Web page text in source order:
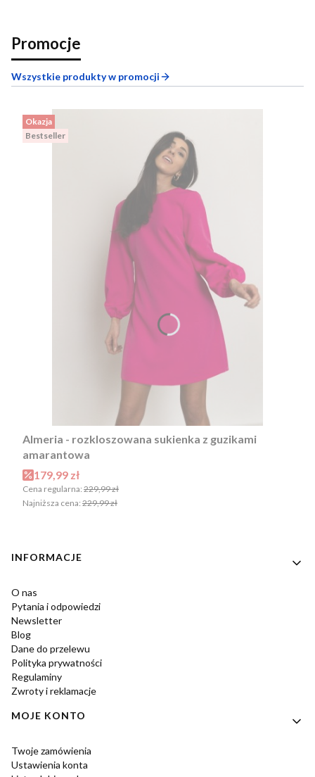
Promocje
Wszystkie produkty w promocji
Okazja
Bestseller
Almeria - rozkloszowana sukienka z guzikami
amarantowa
Cena promocyjna
179,99 zł
Cena regularna: 229,99 zł
Najniższa cena: 229,99 zł
Linki w stopce
INFORMACJE
O nas
Pytania i odpowiedzi
Newsletter
Blog
Dane do przelewu
Polityka prywatności
Regulaminy
Zwroty i reklamacje
MOJE KONTO
Twoje zamówienia
Ustawienia konta